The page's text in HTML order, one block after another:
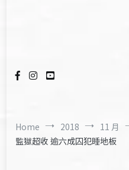
Home 2018 11 月
監獄超收 逾六成囚犯睡地板